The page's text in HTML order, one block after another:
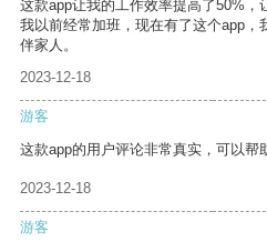
这款app让我的工作效率提高了50%，
我以前经常加班，现在有了这个app
伴家人。
2023-12-18
游客
这款app的用户评论非常真实，可以帮
2023-12-18
游客